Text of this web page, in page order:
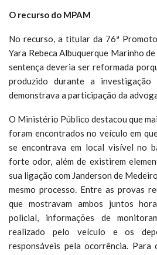
O recurso do MPAM
No recurso, a titular da 76ª
Yara Rebeca Albuquerque Marinho
sentença deveria ser reformada
produzido durante a
demonstrava a participação da
O Ministério Público destacou que
foram encontrados no veículo em
se encontrava em local visível no
forte odor, além de existirem
sua ligação com Janderson de
mesmo processo. Entre as provas
que mostravam ambos juntos
policial, informações de
realizado pelo veículo e os
responsáveis pela ocorrência.